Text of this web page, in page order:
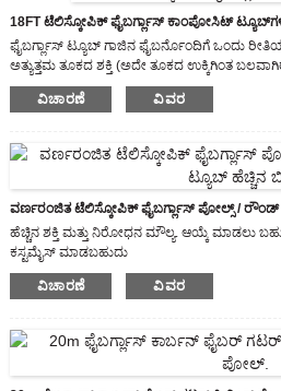
18FT ಟೆಲಿಸ್ಕೋಪಿಕ್ ಫೈಬರ್ಗ್ಲಾಸ್ ಕಾಂಪೋಸಿಟ್
ಫೈಬರ್ಗ್ಲಾಸ್ ಟ್ಯೂಬ್ ಗಾಜಿನ ಫೈಬರ್ನೊಂದಿಗೆ ಒಂದು
ಅತ್ಯುತ್ತಮ ತೂಕದ ಶಕ್ತಿ (ಅದೇ ತೂಕದ ಉಕ್ಕಿಗಿಂತ
ಘರ್ಷಣೆಯ ಕಡಿಮೆ ಗುಣಾಂಕ (ಉಕ್ಕಿಗಿಂತ 25% ಉತ್ತಮ)
ಆಯಾಮದ ಸ್ಥಿರತೆ
ವಿಚಾರಣೆ ವಿವರ
ವರ್ಣರಂಜಿತ ಟೆಲಿಸ್ಕೋಪಿಕ್ ಫೈಬರ್ಗ್ಲಾಸ್ ಪೋಲ್ಸ್ / ರೌಂಡ್
ಹೆಚ್ಚಿನ ಶಕ್ತಿ ಮತ್ತು ನಿರೋಧನ ಮೌಲ್ಯ. ಆಯ್ಕೆ ಮಾಡಲು
ಕಸ್ಟಮೈಸ್ ಮಾಡಬಹುದು
ಫೈಬರ್ಗ್ಲಾಸ್ ಟ್ಯೂಬ್ ಗ್ಲಾಸ್ ಫೈಬರ್ ಮತ್ತು ಅದರ
ಇತ್ಯಾದಿ) ಬಲವರ್ಧನೆಯ ವಸ್ತುವಾಗಿ ಮತ್ತು ಸಿಂಥೆಟಿಕ್
ವಿಚಾರಣೆ ವಿವರ